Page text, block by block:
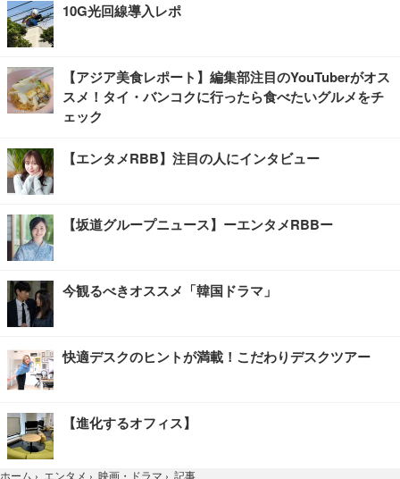
10G光回線導入レポ
【アジア美食レポート】編集部注目のYouTuberがオス
スメ！タイ・バンコクに行ったら食べたいグルメをチ
ェック
【エンタメRBB】注目の人にインタビュー
【坂道グループニュース】ーエンタメRBBー
今観るべきオススメ「韓国ドラマ」
快適デスクのヒントが満載！こだわりデスクツアー
【進化するオフィス】
ホーム › エンタメ › 映画・ドラマ › 記事